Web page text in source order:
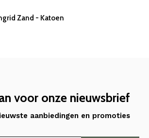
Zand - Katoen
voor onze nieuwsbrief
aanbiedingen en promoties